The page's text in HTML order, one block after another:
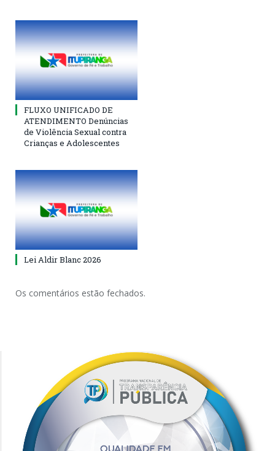
FLUXO UNIFICADO DE
ATENDIMENTO Denúncias
de Violência Sexual contra
Crianças e Adolescentes
Lei Aldir Blanc 2026
Os comentários estão fechados.